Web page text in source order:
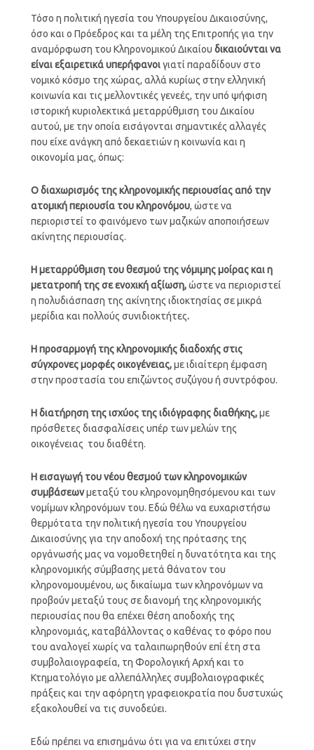
Τόσο η πολιτική ηγεσία του Υπουργείου Δικαιοσύνης,
όσο και ο Πρόεδρος και τα μέλη της Επιτροπής για την
αναμόρφωση του Κληρονομικού Δικαίου δικαιούνται να
είναι εξαιρετικά υπερήφανοιγιατί παραδίδουν στο
νομικό κόσμο της χώρας, αλλά κυρίως στην ελληνική
κοινωνία και τις μελλοντικές γενεές, την υπό ψήφιση
ιστορική κυριολεκτικά μεταρρύθμιση του Δικαίου
αυτού, με την οποία εισάγονται σημαντικές αλλαγές
που είχε ανάγκη από δεκαετιών η κοινωνία και η
οικονομία μας, όπως:
Ο διαχωρισμός της κληρονομικής περιουσίας από την
ατομική περιουσία του κληρονόμου, ώστε να
περιοριστεί το φαινόμενο των μαζικών αποποιήσεων
ακίνητης περιουσίας.
Η μεταρρύθμιση του θεσμού της νόμιμης μοίρας και η
μετατροπή της σε ενοχική αξίωση,ώστε να περιοριστεί
η πολυδιάσπαση της ακίνητης ιδιοκτησίας σε μικρά
μερίδια και πολλούς συνιδιοκτήτες.
Η προσαρμογή της κληρονομικής διαδοχής στις
σύγχρονες μορφές οικογένειας,με ιδιαίτερη έμφαση
στην προστασία του επιζώντος συζύγου ή συντρόφου.
Η διατήρηση της ισχύος της ιδιόγραφης διαθήκης,με
πρόσθετες διασφαλίσεις υπέρ των μελών της
οικογένειας του διαθέτη.
Η εισαγωγή του νέου θεσμού των κληρονομικών
συμβάσεωνμεταξύ του κληρονομηθησόμενου και των
νομίμων κληρονόμων του. Εδώ θέλω να ευχαριστήσω
θερμότατα την πολιτική ηγεσία του Υπουργείου
Δικαιοσύνης για την αποδοχή της πρότασης της
οργάνωσής μας να νομοθετηθεί η δυνατότητα και της
κληρονομικής σύμβασης μετά θάνατον του
κληρονομουμένου, ως δικαίωμα των κληρονόμων να
προβούν μεταξύ τους σε διανομή της κληρονομικής
περιουσίας που θα επέχει θέση αποδοχής της
κληρονομιάς, καταβάλλοντας ο καθένας το φόρο που
του αναλογεί χωρίς να ταλαιπωρηθούν επί έτη στα
συμβολαιογραφεία, τη Φορολογική Αρχή και το
Κτηματολόγιο με αλλεπάλληλες συμβολαιογραφικές
πράξεις και την αφόρητη γραφειοκρατία που δυστυχώς
εξακολουθεί να τις συνοδεύει.
Εδώ πρέπει να επισημάνω ότι για να επιτύχει στην